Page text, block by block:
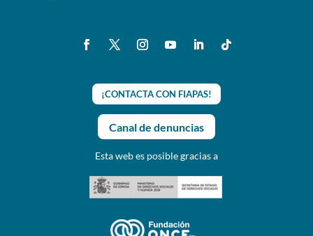
¡CONTACTA CON FIAPAS!
Canal de denuncias
Esta web es posible gracias a